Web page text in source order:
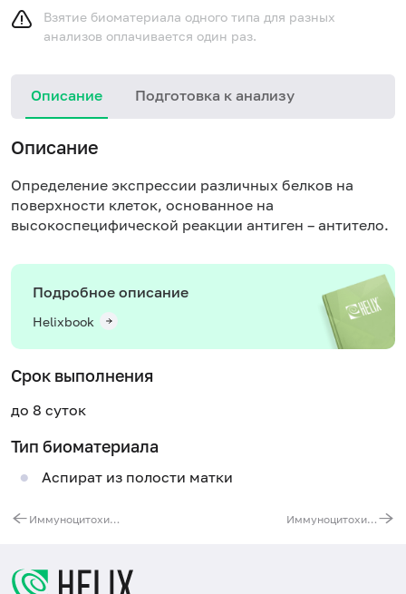
Взятие биоматериала одного типа для разных
анализов оплачивается один раз.
Описание Подготовка к анализу
Описание
Определение экспрессии различных белков на
поверхности клеток, основанное на
высокоспецифической реакции антиген – антитело.
Подробное описание
Helixbook
Срок выполнения
до 8 суток
Тип биоматериала
Аспират из полости матки
Иммуноцитохимическое исследование материала (1 маркер) (кроме PTEN) Иммуноцитохимическое исследование материала (3 маркера) (кроме PTEN)